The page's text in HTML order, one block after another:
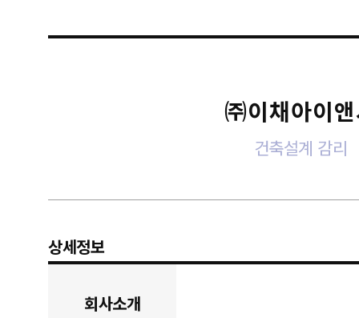
㈜이채아이
건축설계 감리
상세정보
회사소개